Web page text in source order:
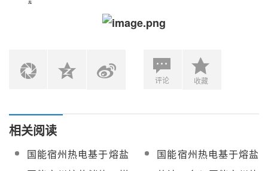
评论 收藏
相关阅读
国能宿州热电基于熔盐
储热的煤电灵活性关键
国能宿州热电基于熔盐
储热的煤电灵活性关键